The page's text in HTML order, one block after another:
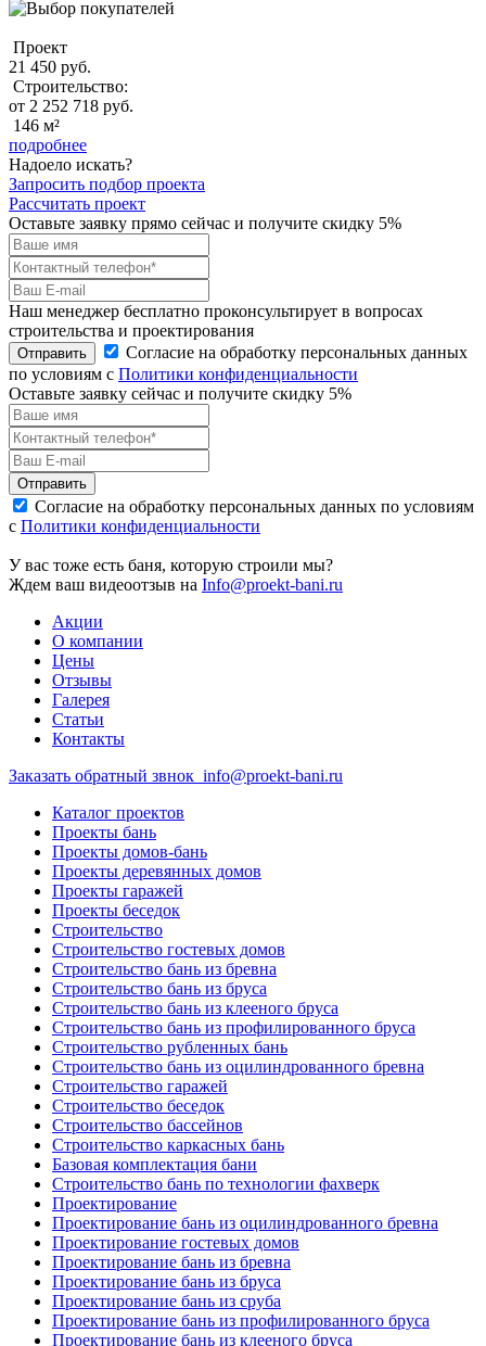
Проект
21 450 руб.
Строительство:
от 2 252 718 руб.
146 м²
подробнее
Надоело искать?
Запросить подбор проекта
Рассчитать проект
Оставьте заявку прямо сейчас и получите скидку 5%
Наш менеджер бесплатно проконсультирует в вопросах
строительства и проектирования
Отправить
Согласие на обработку персональных данных
по условиям с Политики конфиденциальности
Оставьте заявку сейчас и получите скидку 5%
Отправить
Согласие на обработку персональных данных по условиям
с Политики конфиденциальности
У вас тоже есть баня, которую строили мы?
Ждем ваш видеоотзыв на Info@proekt-bani.ru
Акции
О компании
Цены
Отзывы
Галерея
Статьи
Контакты
Заказать обратный звнок info@proekt-bani.ru
Каталог проектов
Проекты бань
Проекты домов-бань
Проекты деревянных домов
Проекты гаражей
Проекты беседок
Строительство
Строительство гостевых домов
Строительство бань из бревна
Строительство бань из бруса
Строительство бань из клееного бруса
Строительство бань из профилированного бруса
Строительство рубленных бань
Строительство бань из оцилиндрованного бревна
Строительство гаражей
Строительство беседок
Строительство бассейнов
Строительство каркасных бань
Базовая комплектация бани
Строительство бань по технологии фахверк
Проектирование
Проектирование бань из оцилиндрованного бревна
Проектирование гостевых домов
Проектирование бань из бревна
Проектирование бань из бруса
Проектирование бань из сруба
Проектирование бань из профилированного бруса
Проектирование бань из клееного бруса